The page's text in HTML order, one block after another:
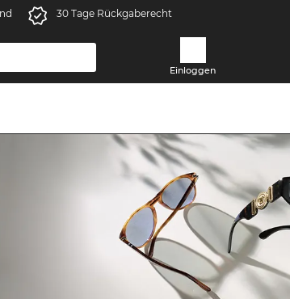
30 Tage Rückgaberecht
Einloggen